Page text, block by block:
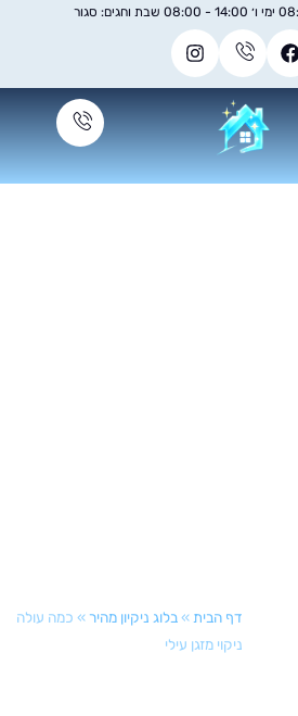
»בלוג ניקיון מהיר »כמה עולה
ניקוי מזגן עילי